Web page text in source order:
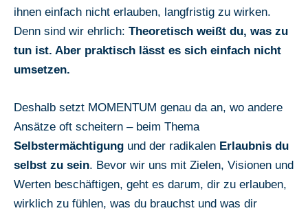
ihnen einfach nicht erlauben, langfristig zu wirken.
Denn sind wir ehrlich: Theoretisch weißt du, was zu
tun ist. Aber praktisch lässt es sich einfach nicht
umsetzen.
Deshalb setzt MOMENTUM genau da an, wo andere
Ansätze oft scheitern – beim Thema
Selbstermächtigung und der radikalen Erlaubnis du
selbst zu sein. Bevor wir uns mit Zielen, Visionen und
Werten beschäftigen, geht es darum, dir zu erlauben,
wirklich zu fühlen, was du brauchst und was dir